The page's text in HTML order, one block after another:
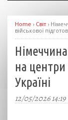
Home › Світ ›
військової
на центри
Україні
12/05/2026 14:19